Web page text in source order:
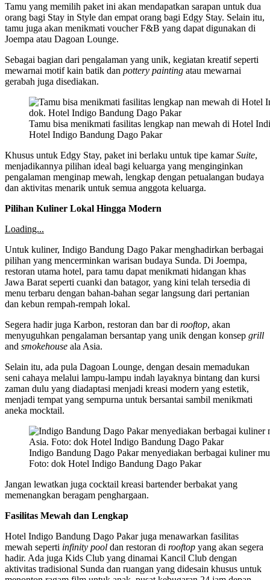
Tamu yang memilih paket ini akan mendapatkan sarapan untuk dua
orang bagi Stay in Style dan empat orang bagi Edgy Stay. Selain itu,
tamu juga akan menikmati voucher F&B yang dapat digunakan di
Joempa atau Dagoan Lounge.
Sebagai bagian dari pengalaman yang unik, kegiatan kreatif seperti
mewarnai motif kain batik dan pottery painting atau mewarnai
gerabah juga disediakan.
Tamu bisa menikmati fasilitas lengkap nan mewah di Hotel
Hotel Indigo Bandung Dago Pakar
Khusus untuk Edgy Stay, paket ini berlaku untuk tipe kamarSuite,
menjadikannya pilihan ideal bagi keluarga yang menginginkan
pengalaman menginap mewah, lengkap dengan petualangan budaya
dan aktivitas menarik untuk semua anggota keluarga.
Pilihan Kuliner Lokal Hingga Modern
Loading...
Untuk kuliner, Indigo Bandung Dago Pakar menghadirkan berbagai
pilihan yang mencerminkan warisan budaya Sunda. Di Joempa,
restoran utama hotel, para tamu dapat menikmati hidangan khas
Jawa Barat seperti cuanki dan batagor, yang kini telah tersedia di
menu terbaru dengan bahan-bahan segar langsung dari pertanian
dan kebun rempah-rempah lokal.
Segera hadir juga Karbon, restoran dan bar di rooftop, akan
menyuguhkan pengalaman bersantap yang unik dengan konsep grill
and smokehouse ala Asia.
Selain itu, ada pula Dagoan Lounge, dengan desain memadukan
seni cahaya melalui lampu-lampu indah layaknya bintang dan kursi
zaman dulu yang diadaptasi menjadi kreasi modern yang estetik,
menjadi tempat yang sempurna untuk bersantai sambil menikmati
aneka mocktail.
Indigo Bandung Dago Pakar menyediakan berbagai kuliner
Foto: dok Hotel Indigo Bandung Dago Pakar
Jangan lewatkan juga cocktail kreasi bartender berbakat yang
memenangkan beragam penghargaan.
Fasilitas Mewah dan Lengkap
Hotel Indigo Bandung Dago Pakar juga menawarkan fasilitas
mewah seperti infinity pool dan restoran di rooftop yang akan segera
hadir. Ada juga Kids Club yang dinamai Kancil Club dengan
aktivitas tradisional Sunda dan ruangan yang didesain khusus untuk